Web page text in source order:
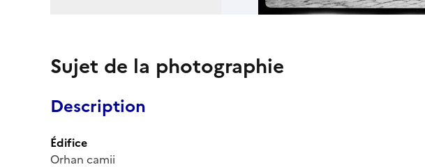
Sujet de la photographie
Description
Édifice
Orhan camii